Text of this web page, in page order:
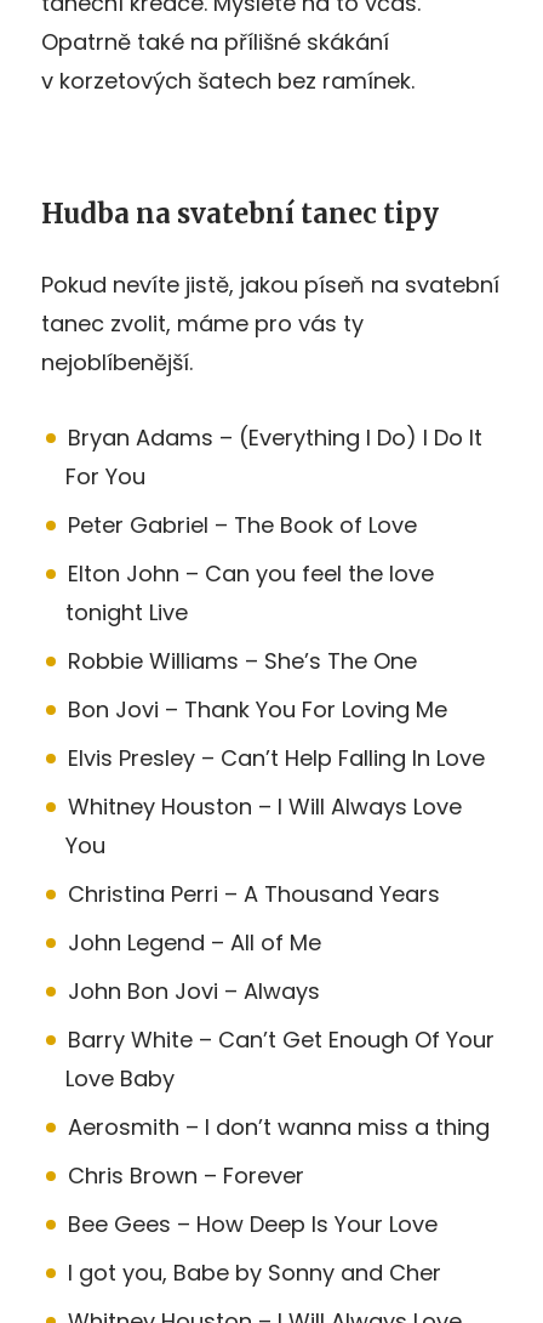
Opatrně také na přílišné skákání
v korzetových šatech bez ramínek.
Hudba na svatební tanec tipy
Pokud nevíte jistě, jakou píseň na svatební
tanec zvolit, máme pro vás ty
nejoblíbenější.
Bryan Adams – (Everything I Do) I Do It
For You
Peter Gabriel – The Book of Love
Elton John – Can you feel the love
tonight Live
Robbie Williams – She’s The One
Bon Jovi – Thank You For Loving Me
Elvis Presley – Can’t Help Falling In Love
Whitney Houston – I Will Always Love
You
Christina Perri – A Thousand Years
John Legend – All of Me
John Bon Jovi – Always
Barry White – Can’t Get Enough Of Your
Love Baby
Aerosmith – I don’t wanna miss a thing
Chris Brown – Forever
Bee Gees – How Deep Is Your Love
I got you, Babe by Sonny and Cher